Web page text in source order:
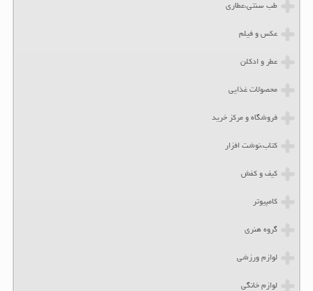
طب سنتی،عطاری
عکس و فیلم
عطر و ادکلن
محصولات غذایی
فروشگاه و مرکز خرید
کتاب،نوشت افزار
کیف و کفش
کامپیوتر
گروه هنری
لوازم ورزشی
لوازم خانگی